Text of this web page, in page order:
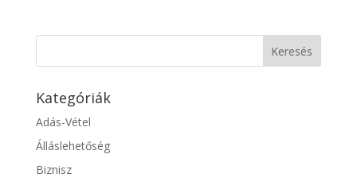
Kategóriák
Adás-Vétel
Álláslehetőség
Biznisz